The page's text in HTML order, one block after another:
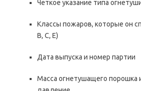
Четкое указание типа
Классы пожаров, которые он
В, С, Е)
Дата выпуска и номер партии
Масса огнетушащего порошка